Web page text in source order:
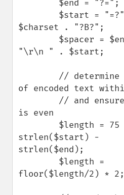
$charset . "?B?";
"\r\n " . $start;
of encoded text
is even
strlen($start) -
strlen($end);
floor($length/2) * 2;